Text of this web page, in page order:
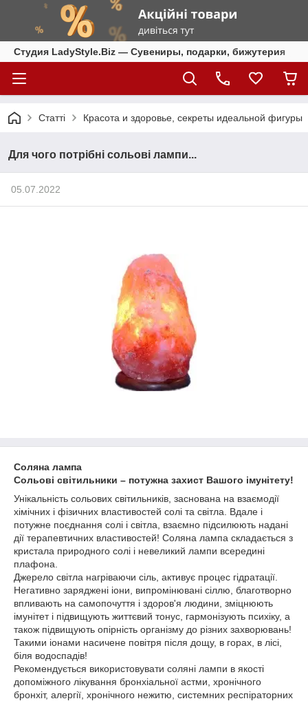
Студия LadyStyle.Biz — Сувениры, подарки, бижутерия
Статті Красота и здоровье, секреты идеальной фигуры
Для чого потрібні сольові лампи...
05.07.2022
Соляна лампа
Сольові світильники – потужна захист Вашого імунітету!
Унікальність сольових світильників, заснована на взаємодії
хімічних і фізичних властивостей солі та світла. Вдале і
потужне поєднання солі і світла, взаємно підсилюють надані
дії терапевтичних властивостей! Соляна лампа складається з
кристала природного солі і невеликий лампи всередині
плафона.
Джерело світла нагріваючи сіль, активує процес гідратації.
Негативно заряджені іони, випромінювані сіллю, благотворно
впливають на самопочуття і здоров'я людини, зміцнюють
імунітет і підвищують життєвий тонус, гармонізують психіку, а
також підвищують опірність організму до різних захворювань!
Такими іонами насичене повітря після дощу, в горах, в лісі,
біля водоспадів!
Рекомендується використовувати соляні лампи в якості
допоміжного лікування бронхіальної астми, хронічного
бронхіт, алергії, хронічного нежитю, системних респіраторних